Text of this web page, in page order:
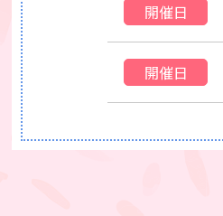
開催日
開催日